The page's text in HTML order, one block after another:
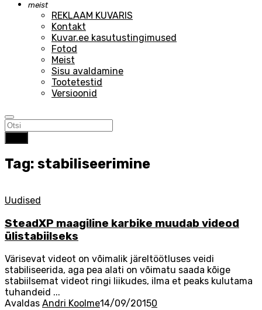
meist
REKLAAM KUVARIS
Kontakt
Kuvar.ee kasutustingimused
Fotod
Meist
Sisu avaldamine
Tootetestid
Versioonid
Tag: stabiliseerimine
Uudised
SteadXP maagiline karbike muudab videod
ülistabiilseks
Värisevat videot on võimalik järeltöötluses veidi
stabiliseerida, aga pea alati on võimatu saada kõige
stabiilsemat videot ringi liikudes, ilma et peaks kulutama
tuhandeid ...
Avaldas Andri Koolme14/09/20150